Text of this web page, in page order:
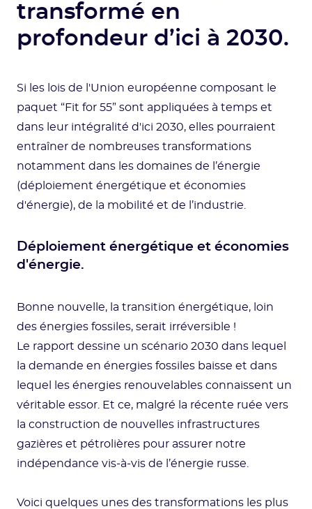
transformé en
profondeur d’ici à 2030.
Si les lois de l'Union européenne composant le
paquet “Fit for 55” sont appliquées à temps et
dans leur intégralité d'ici 2030, elles pourraient
entraîner de nombreuses transformations
notamment dans les domaines de l’énergie
(déploiement énergétique et économies
d'énergie), de la mobilité et de l’industrie.
Déploiement énergétique et économies
d'énergie.
Bonne nouvelle, la transition énergétique, loin
des énergies fossiles, serait irréversible !
Le rapport dessine un scénario 2030 dans lequel
la demande en énergies fossiles baisse et dans
lequel les énergies renouvelables connaissent un
véritable essor. Et ce, malgré la récente ruée vers
la construction de nouvelles infrastructures
gazières et pétrolières pour assurer notre
indépendance vis-à-vis de l’énergie russe.
Voici quelques unes des transformations les plus